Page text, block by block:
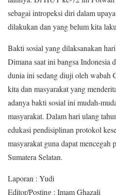
sebagai intropeksi diri dalam
dilakukan dan yang belum kita
Bakti sosial yang dilaksanakan
Dimana saat ini bangsa Indonesia
dunia ini sedang diuji oleh wabah
kita dan masyarakat yang
adanya bakti sosial ini mudah-
masyarakat. Dalam hari ulang
edukasi pendisiplinan protokol
masyarakat guna dapat
Sumatera Selatan.
Laporan : Yudi
Editor/Posting : Imam Ghazali